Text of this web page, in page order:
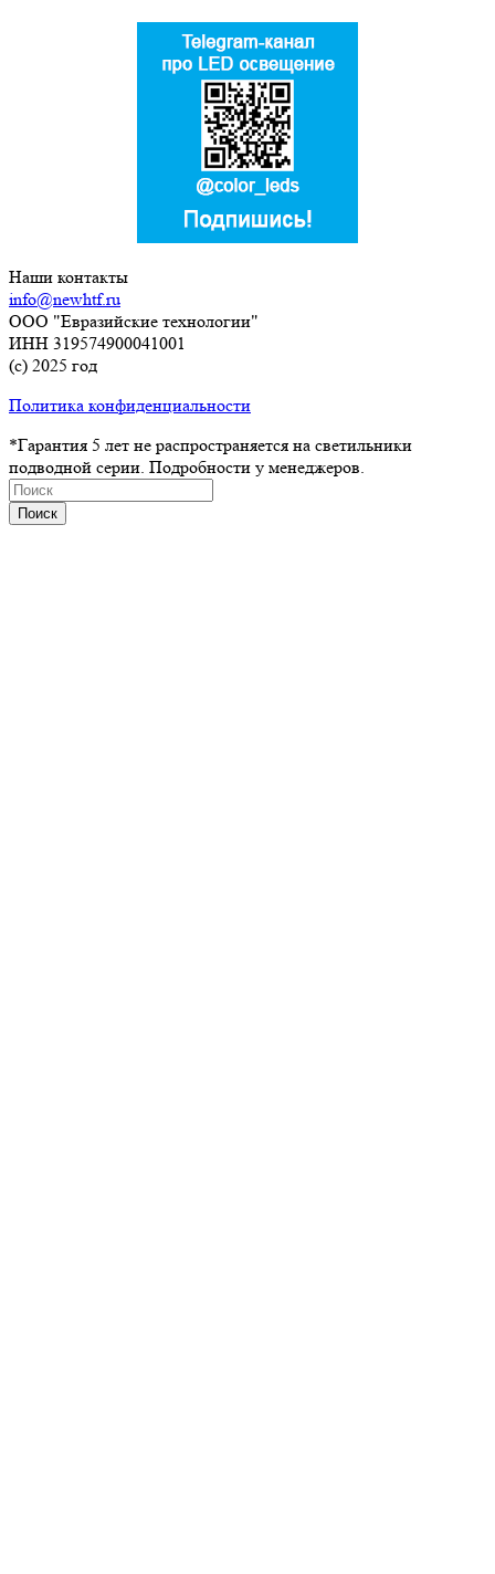
Наши контакты
info@newhtf.ru
ООО "Евразийские технологии"
ИНН 319574900041001
(с) 2025 год
Политика конфиденциальности
*Гарантия 5 лет не распространяется на светильники
подводной серии. Подробности у менеджеров.
Поиск